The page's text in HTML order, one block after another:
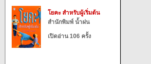
โยคะ สำหรับผู้เริ่มต้น
สำนักพิมพ์ น้ำฝน
เปิดอ่าน 106 ครั้ง